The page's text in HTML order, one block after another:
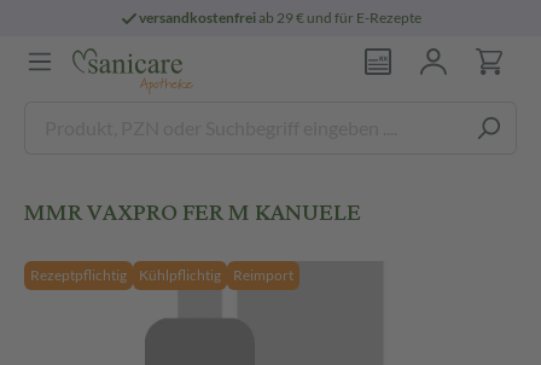
versandkostenfreiab 29 € und für E-Rezepte
MMR VAXPRO FER M KANUELE
Rezeptpflichtig Kühlpflichtig Reimport